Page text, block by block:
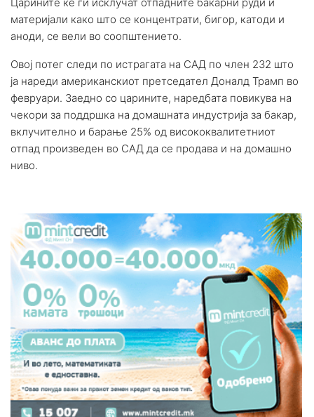
материјали како што се концентрати, бигор, катоди и
аноди, се вели во соопштението.
Овој потег следи по истрагата на САД по член 232 што
ја нареди американскиот претседател Доналд Трамп во
февруари. Заедно со царините, наредбата повикува на
чекори за поддршка на домашната индустрија за бакар,
вклучително и барање 25% од висококвалитетниот
отпад произведен во САД да се продава и на домашно
ниво.